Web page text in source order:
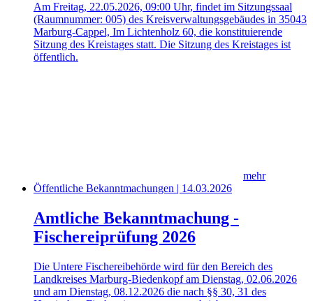
Am Freitag, 22.05.2026, 09:00 Uhr, findet im Sitzungssaal
(Raumnummer: 005) des Kreisverwaltungsgebäudes in 35043
Marburg-Cappel, Im Lichtenholz 60, die konstituierende
Sitzung des Kreistages statt. Die Sitzung des Kreistages ist
öffentlich.
mehr
Öffentliche Bekanntmachungen | 14.03.2026
Amtliche Bekanntmachung -
Fischereiprüfung 2026
Die Untere Fischereibehörde wird für den Bereich des
Landkreises Marburg-Biedenkopf am Dienstag, 02.06.2026
und am Dienstag, 08.12.2026 die nach §§ 30, 31 des